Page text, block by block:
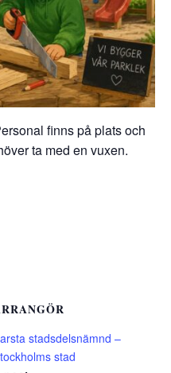
finns på plats och
ta med en vuxen.
stadsdelsnämnd –
stad